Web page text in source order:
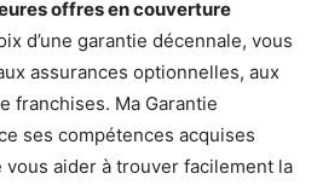
offres en couverture
d’une garantie décennale, vous
assurances optionnelles, aux
franchises. Ma Garantie
ses compétences acquises
vous aider à trouver facilement la